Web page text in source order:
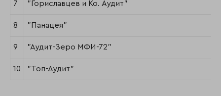
7 "Гориславцев и Ко. Аудит"
8 "Панацея"
9 "Аудит-Зеро МФИ-72"
10 "Топ-Аудит"